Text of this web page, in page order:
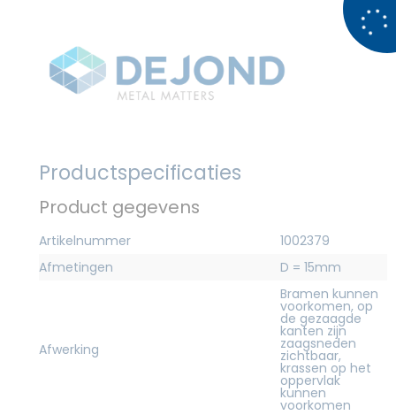
Productspecificaties
Product gegevens
Artikelnummer
1002379
Afmetingen
D = 15mm
Afwerking
Bramen kunnen
voorkomen, op
de gezaagde
kanten zijn
zaagsneden
zichtbaar,
krassen op het
oppervlak
kunnen
voorkomen